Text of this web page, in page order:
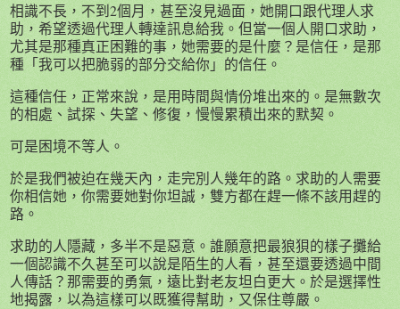
相識不長，不到2個月，甚至沒見過面，她開口跟代理人求
助，希望透過代理人轉達訊息給我。但當一個人開口求助，
尤其是那種真正困難的事，她需要的是什麼？是信任，是那
種「我可以把脆弱的部分交給你」的信任。
這種信任，正常來說，是用時間與情份堆出來的。是無數次
的相處、試探、失望、修復，慢慢累積出來的默契。
可是困境不等人。
於是我們被迫在幾天內，走完別人幾年的路。求助的人需要
你相信她，你需要她對你坦誠，雙方都在趕一條不該用趕的
路。
求助的人隱藏，多半不是惡意。誰願意把最狼狽的樣子攤給
一個認識不久甚至可以說是陌生的人看，甚至還要透過中間
人傳話？那需要的勇氣，遠比對老友坦白更大。於是選擇性
地揭露，以為這樣可以既獲得幫助，又保住尊嚴。